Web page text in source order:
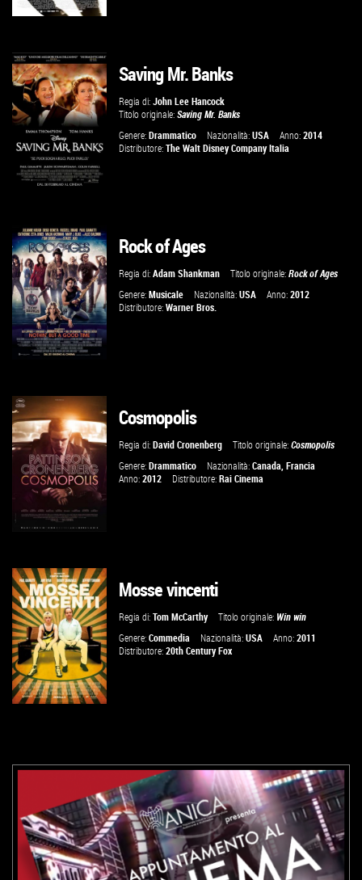
VAI ALLA SCHEDA
VAI ALLA SCHEDA
Saving Mr. Banks
Regia di:John Lee Hancock
Titolo originale:Saving Mr. Banks
Genere:Drammatico Nazionalità:USA Anno:2014
Distributore:The Walt Disney Company Italia
VAI ALLA SCHEDA
Rock of Ages
Regia di:Adam Shankman Titolo originale:Rock of Ages
Genere:Musicale Nazionalità:USA Anno:2012
Distributore:Warner Bros.
VAI ALLA SCHEDA
Cosmopolis
Regia di:David Cronenberg Titolo originale:Cosmopolis
Genere:Drammatico Nazionalità:Canada,Francia
Anno:2012 Distributore:Rai Cinema
Mosse vincenti
Regia di:Tom McCarthy Titolo originale: Win win
Genere:Commedia Nazionalità:USA Anno:2011
Distributore:20th Century Fox